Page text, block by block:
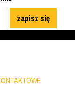
zapisz się